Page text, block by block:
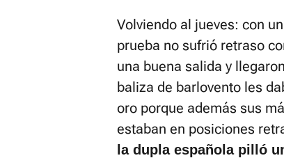
Volviendo al jueves: con
prueba no sufrió retraso
una buena salida y
baliza de barlovento les
oro porque además sus
estaban en posiciones
la dupla española pilló